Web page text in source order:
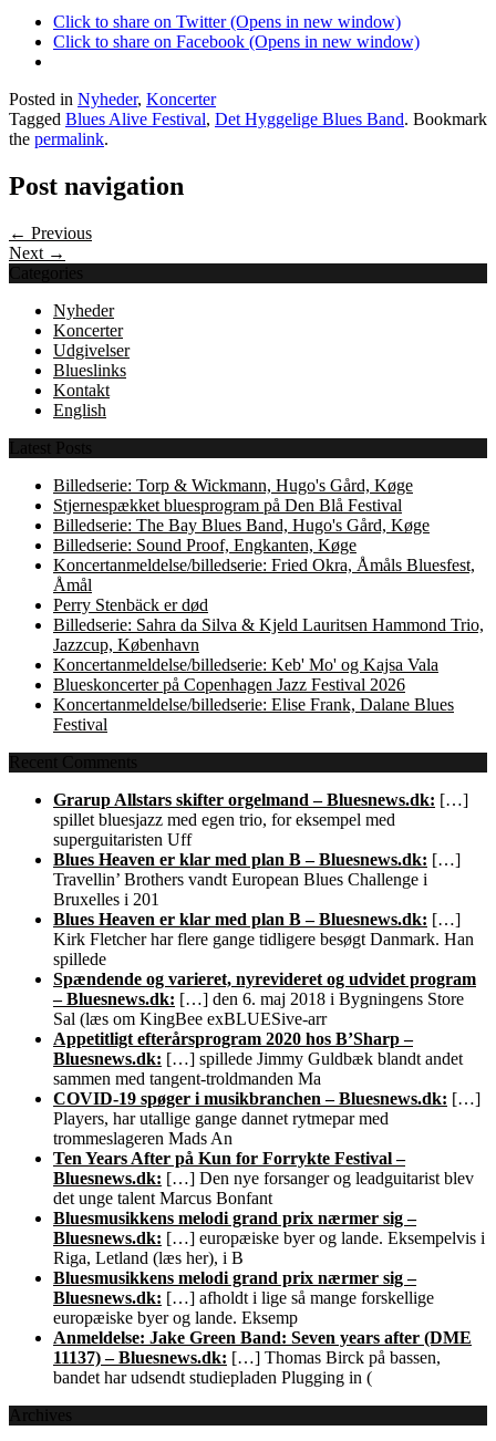
Click to share on Twitter (Opens in new window)
Click to share on Facebook (Opens in new window)
Posted in Nyheder, Koncerter
Tagged Blues Alive Festival, Det Hyggelige Blues Band. Bookmark
the permalink.
Post navigation
← Previous
Next →
Categories
Nyheder
Koncerter
Udgivelser
Blueslinks
Kontakt
English
Latest Posts
Billedserie: Torp & Wickmann, Hugo's Gård, Køge
Stjernespækket bluesprogram på Den Blå Festival
Billedserie: The Bay Blues Band, Hugo's Gård, Køge
Billedserie: Sound Proof, Engkanten, Køge
Koncertanmeldelse/billedserie: Fried Okra, Åmåls Bluesfest,
Åmål
Perry Stenbäck er død
Billedserie: Sahra da Silva & Kjeld Lauritsen Hammond Trio,
Jazzcup, København
Koncertanmeldelse/billedserie: Keb' Mo' og Kajsa Vala
Blueskoncerter på Copenhagen Jazz Festival 2026
Koncertanmeldelse/billedserie: Elise Frank, Dalane Blues
Festival
Recent Comments
Grarup Allstars skifter orgelmand – Bluesnews.dk: […]
spillet bluesjazz med egen trio, for eksempel med
superguitaristen Uff
Blues Heaven er klar med plan B – Bluesnews.dk: […]
Travellin’ Brothers vandt European Blues Challenge i
Bruxelles i 201
Blues Heaven er klar med plan B – Bluesnews.dk: […]
Kirk Fletcher har flere gange tidligere besøgt Danmark. Han
spillede
Spændende og varieret, nyrevideret og udvidet program
– Bluesnews.dk: […] den 6. maj 2018 i Bygningens Store
Sal (læs om KingBee exBLUESive-arr
Appetitligt efterårsprogram 2020 hos B’Sharp –
Bluesnews.dk: […] spillede Jimmy Guldbæk blandt andet
sammen med tangent-troldmanden Ma
COVID-19 spøger i musikbranchen – Bluesnews.dk: […]
Players, har utallige gange dannet rytmepar med
trommeslageren Mads An
Ten Years After på Kun for Forrykte Festival –
Bluesnews.dk: […] Den nye forsanger og leadguitarist blev
det unge talent Marcus Bonfant
Bluesmusikkens melodi grand prix nærmer sig –
Bluesnews.dk: […] europæiske byer og lande. Eksempelvis i
Riga, Letland (læs her), i B
Bluesmusikkens melodi grand prix nærmer sig –
Bluesnews.dk: […] afholdt i lige så mange forskellige
europæiske byer og lande. Eksemp
Anmeldelse: Jake Green Band: Seven years after (DME
11137) – Bluesnews.dk: […] Thomas Birck på bassen,
bandet har udsendt studiepladen Plugging in (
Archives